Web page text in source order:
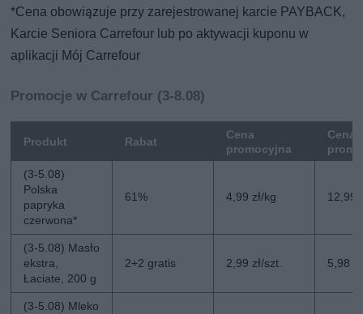
*Cena obowiązuje przy zarejestrowanej karcie PAYBACK,
Karcie Seniora Carrefour lub po aktywacji kuponu w
aplikacji Mój Carrefour
Promocje w Carrefour (3-8.08)
Produkt Rabat
Cena
promocyjna
Cena
(3-5.08)
Polska
papryka
czerwona*
61% 4,99 zł/kg 12,99
(3-5.08) Masło
ekstra,
Łaciate, 200 g
2+2 gratis 2,99 zł/szt. 5,98
(3-5.08) Mleko